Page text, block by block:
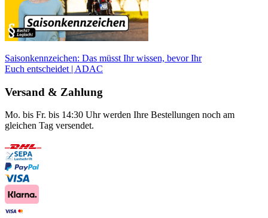
Saisonkennzeichen: Das müsst Ihr wissen, bevor Ihr
Euch entscheidet | ADAC
Versand & Zahlung
Mo. bis Fr. bis 14:30 Uhr werden Ihre Bestellungen noch am
gleichen Tag versendet.